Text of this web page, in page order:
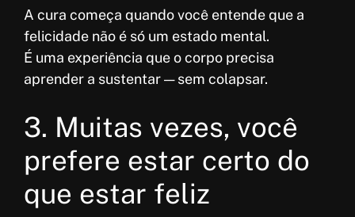
A cura começa quando você entende que a
felicidade não é só um estado mental.
É uma experiência que o corpo precisa
aprender a sustentar — sem colapsar.
3. Muitas vezes, você
prefere estar certo do
que estar feliz